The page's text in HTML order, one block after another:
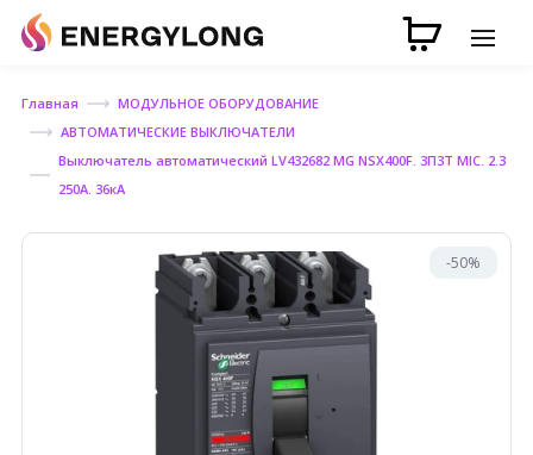
Главная
МОДУЛЬНОЕ ОБОРУДОВАНИЕ
АВТОМАТИЧЕСКИЕ ВЫКЛЮЧАТЕЛИ
Выключатель автоматический LV432682 MG NSX400F. 3П3Т MIC. 2.3
250A. 36кА
-50%